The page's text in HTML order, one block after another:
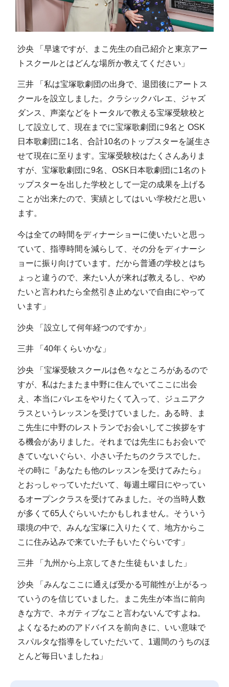
沙央 「早速ですが、まこ先生の自己紹介と東京アー
トスクールとはどんな場所か教えてください」
三井 「私は宝塚歌劇団の出身で、退団後にアートス
クールを設立しました。クラシックバレエ、ジャズ
ダンス、声楽などをトータルで教える宝塚受験校と
して設立して、現在までに宝塚歌劇団に9名と OSK
日本歌劇団に1名、合計10名のトップスターを誕生さ
せて現在に至ります。宝塚受験校はたくさんありま
すが、宝塚歌劇団に9名、OSK日本歌劇団に1名のト
ップスターを出した学校として一定の成果を上げる
ことが出来たので、実績としてはいい学校だと思い
ます。
今は全ての時間をディナーショーに使いたいと思っ
ていて、指導時間を減らして、その分をディナーシ
ョーに振り向けています。だから普通の学校とはち
ょっと違うので、来たい人が来れば教えるし、やめ
たいと言われたら全然引き止めないで自由にやって
います」
沙央 「設立して何年経つのですか」
三井 「40年くらいかな」
沙央 「宝塚受験スクールは色々なところがあるので
すが、私はたまたま中野に住んでいてここに出会
え、本当にバレエをやりたくて入って、ジュニアク
ラスというレッスンを受けていました。ある時、ま
こ先生に中野のレストランでお会いしてご挨拶をす
る機会がありました。それまでは先生にもお会いで
きていないぐらい、小さい子たちのクラスでした。
その時に『あなたも他のレッスンを受けてみたら』
とおっしゃっていただいて、毎週土曜日にやってい
るオープンクラスを受けてみました。その当時人数
が多くて65人ぐらいいたかもしれません。そういう
環境の中で、みんな宝塚に入りたくて、地方からこ
こに住み込みで来ていた子もいたぐらいです」
三井 「九州から上京してきた生徒もいました」
沙央 「みんなここに通えば受かる可能性が上がるっ
ていうのを信じていました。まこ先生が本当に前向
きな方で、ネガティブなこと言わないんですよね。
よくなるためのアドバイスを前向きに、いい意味で
スパルタな指導をしていただいて、1週間のうちのほ
とんど毎日いましたね」